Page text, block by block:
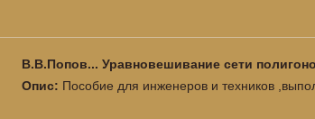
В.В.Попов... Уравновешивание сети
Опис: Пособие для инженеров и техников